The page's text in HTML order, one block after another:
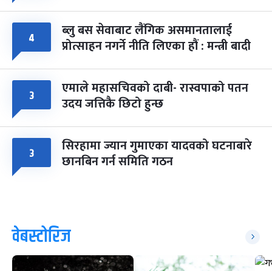
४ ब्लु बस सेवाबाट लैंगिक असमानतालाई
प्रोत्साहन नगर्ने नीति लिएका हौं : मन्त्री बादी
३ एमाले महासचिवको दाबी- रास्वपाको पतन
उदय जत्तिकै छिटो हुन्छ
३ सिरहामा ज्यान गुमाएका यादवको घटनाबारे
छानबिन गर्न समिति गठन
वेबस्टोरिज